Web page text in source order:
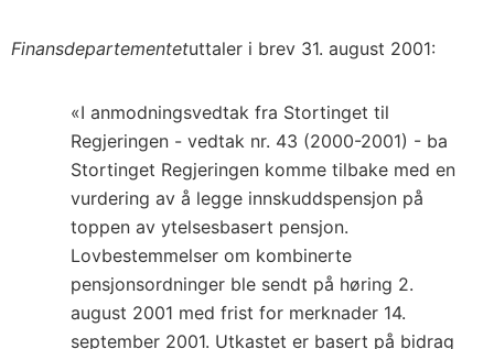
Finansdepartementetuttaler i brev 31. august 2001:
«I anmodningsvedtak fra Stortinget til
Regjeringen - vedtak nr. 43 (2000-2001) - ba
Stortinget Regjeringen komme tilbake med en
vurdering av å legge innskuddspensjon på
toppen av ytelsesbasert pensjon.
Lovbestemmelser om kombinerte
pensjonsordninger ble sendt på høring 2.
august 2001 med frist for merknader 14.
september 2001. Utkastet er basert på bidrag